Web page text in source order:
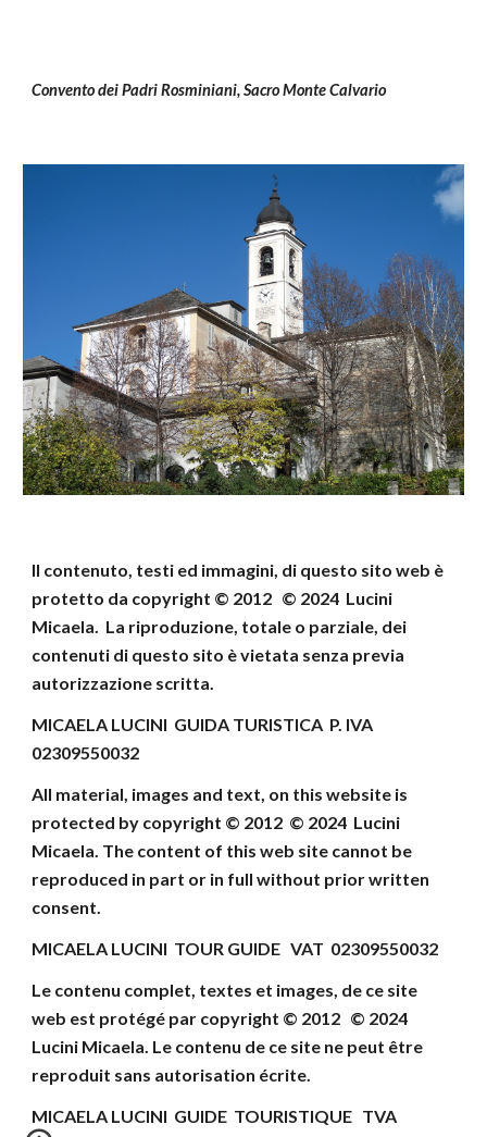
Convento dei Padri Rosminiani, Sacro Monte Calvario
Il contenuto, testi ed immagini, di questo sito web è
protetto da copyright © 2012 © 2024 Lucini
Micaela. La riproduzione, totale o parziale, dei
contenuti di questo sito è vietata senza previa
autorizzazione scritta.
MICAELA LUCINI GUIDA TURISTICA P. IVA
02309550032
All material, images and text, on this website is
protected by copyright © 2012 © 2024 Lucini
Micaela. The content of this web site cannot be
reproduced in part or in full without prior written
consent.
MICAELA LUCINI TOUR GUIDE VAT 02309550032
Le contenu complet, textes et images, de ce site
web est protégé par copyright © 2012 © 2024
Lucini Micaela. Le contenu de ce site ne peut être
reproduit sans autorisation écrite.
MICAELA LUCINI GUIDE TOURISTIQUE TVA